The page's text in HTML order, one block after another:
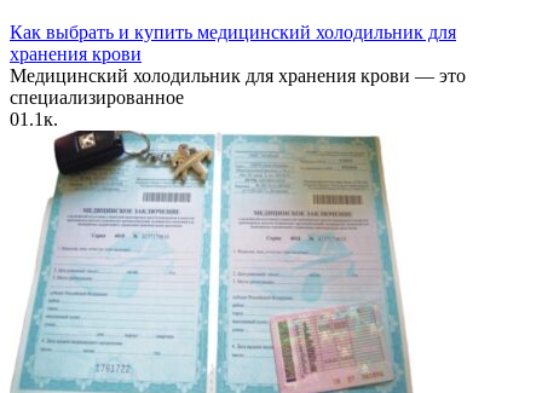
Как выбрать и купить медицинский холодильник для
хранения крови
Медицинский холодильник для хранения крови — это
специализированное
01.1к.